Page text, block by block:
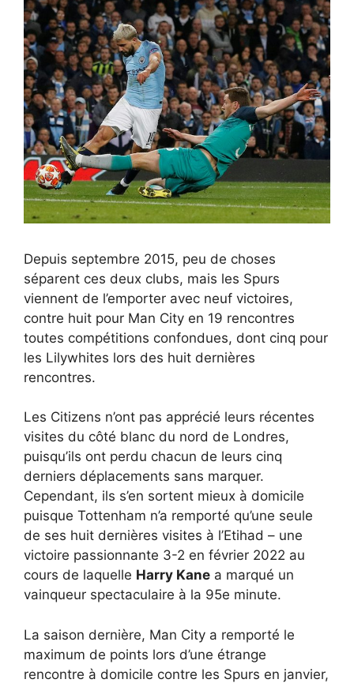
Depuis septembre 2015, peu de choses
séparent ces deux clubs, mais les Spurs
viennent de l’emporter avec neuf victoires,
contre huit pour Man City en 19 rencontres
toutes compétitions confondues, dont cinq pour
les Lilywhites lors des huit dernières
rencontres.
Les Citizens n’ont pas apprécié leurs récentes
visites du côté blanc du nord de Londres,
puisqu’ils ont perdu chacun de leurs cinq
derniers déplacements sans marquer.
Cependant, ils s’en sortent mieux à domicile
puisque Tottenham n’a remporté qu’une seule
de ses huit dernières visites à l’Etihad – une
victoire passionnante 3-2 en février 2022 au
cours de laquelle Harry Kane a marqué un
vainqueur spectaculaire à la 95e minute.
La saison dernière, Man City a remporté le
maximum de points lors d’une étrange
rencontre à domicile contre les Spurs en janvier,